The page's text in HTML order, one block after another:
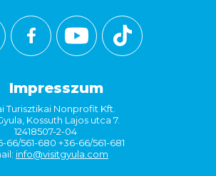
Impresszum
Turisztikai Nonprofit Kft.
Kossuth Lajos utca 7.
12418507-2-04
66/561-680 +36-66/561-681
info@visitgyula.com